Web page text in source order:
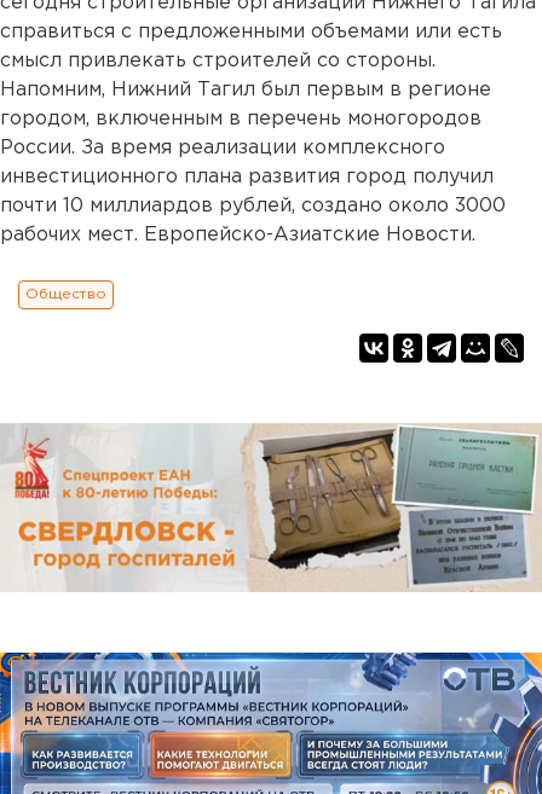
справиться с предложенными объемами или есть
смысл привлекать строителей со стороны.
Напомним, Нижний Тагил был первым в регионе
городом, включенным в перечень моногородов
России. За время реализации комплексного
инвестиционного плана развития город получил
почти 10 миллиардов рублей, создано около 3000
рабочих мест. Европейско-Азиатские Новости.
Общество